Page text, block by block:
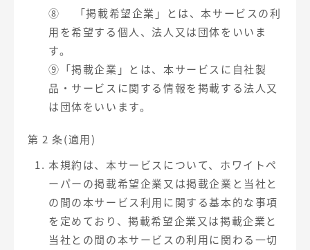
⑧ 「掲載希望企業」とは、本サービスの利
用を希望する個人、法人又は団体をいいま
す。
⑨「掲載企業」とは、本サービスに自社製
品・サービスに関する情報を掲載する法人又
は団体をいいます。
第 2 条(適用)
本規約は、本サービスについて、ホワイトペ
ーパーの掲載希望企業又は掲載企業と当社と
の間の本サービス利用に関する基本的な事項
を定めており、掲載希望企業又は掲載企業と
当社との間の本サービスの利用に関わる一切